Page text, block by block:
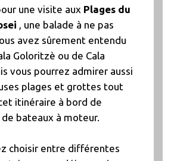
une visite aux Plages du
, une balade à ne pas
avez sûrement entendu
Goloritzè ou de Cala
vous pourrez admirer aussi
plages et grottes tout
itinéraire à bord de
bateaux à moteur.
choisir entre différentes